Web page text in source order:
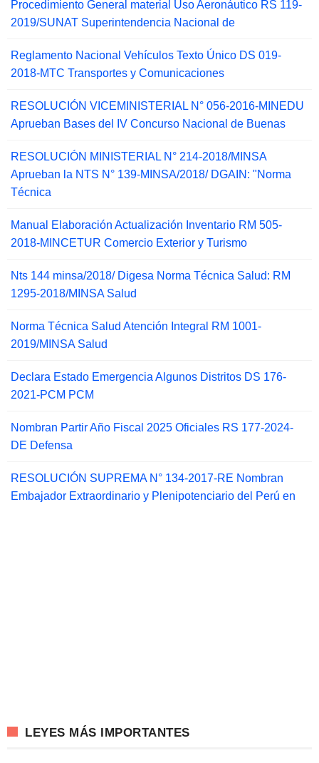
Procedimiento General material Uso Aeronáutico RS 119-
2019/SUNAT Superintendencia Nacional de
Reglamento Nacional Vehículos Texto Único DS 019-
2018-MTC Transportes y Comunicaciones
RESOLUCIÓN VICEMINISTERIAL N° 056-2016-MINEDU
Aprueban Bases del IV Concurso Nacional de Buenas
RESOLUCIÓN MINISTERIAL N° 214-2018/MINSA
Aprueban la NTS N° 139-MINSA/2018/ DGAIN: "Norma
Técnica
Manual Elaboración Actualización Inventario RM 505-
2018-MINCETUR Comercio Exterior y Turismo
Nts 144 minsa/2018/ Digesa Norma Técnica Salud: RM
1295-2018/MINSA Salud
Norma Técnica Salud Atención Integral RM 1001-
2019/MINSA Salud
Declara Estado Emergencia Algunos Distritos DS 176-
2021-PCM PCM
Nombran Partir Año Fiscal 2025 Oficiales RS 177-2024-
DE Defensa
RESOLUCIÓN SUPREMA N° 134-2017-RE Nombran
Embajador Extraordinario y Plenipotenciario del Perú en
LEYES MÁS IMPORTANTES